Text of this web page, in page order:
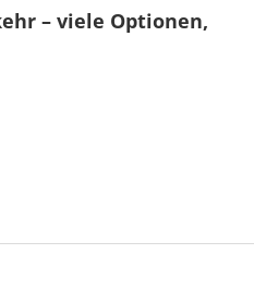
– viele Optionen,